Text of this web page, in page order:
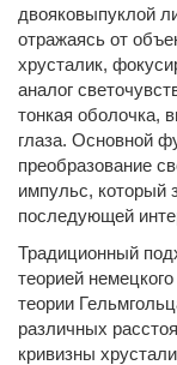
двояковыпуклой
отражаясь от
хрусталик,
аналог
тонкая оболочка,
глаза. Основной
преобразование
импульс, который
последующей
Традиционный
теорией
теории
различных
кривизны